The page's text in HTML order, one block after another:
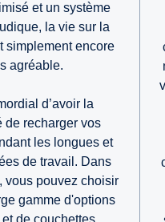
et un système
la vie sur la
simplement encore
agréable.
d’avoir la
de recharger vos
les longues et
de travail. Dans
vous pouvez choisir
gamme d'options